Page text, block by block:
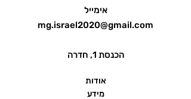
אימייל
mg.israel2020@gmail.com
הכנסת 1, חדרה
אודות
מידע